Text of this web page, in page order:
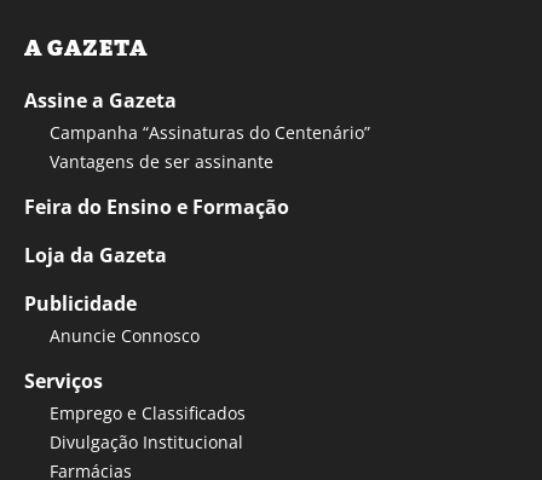
A GAZETA
Assine a Gazeta
Campanha “Assinaturas do Centenário”
Vantagens de ser assinante
Feira do Ensino e Formação
Loja da Gazeta
Publicidade
Anuncie Connosco
Serviços
Emprego e Classificados
Divulgação Institucional
Farmácias